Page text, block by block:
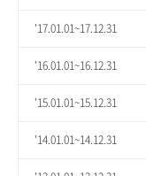
'17.01.01~17.12.31
'16.01.01~16.12.31
'15.01.01~15.12.31
'14.01.01~14.12.31